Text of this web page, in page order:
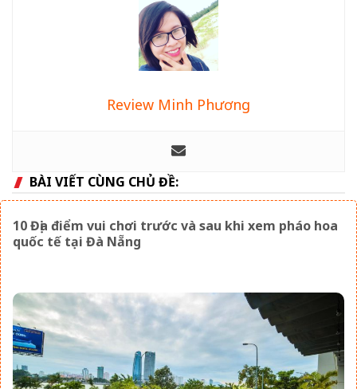
Review Minh Phương
BÀI VIẾT CÙNG CHỦ ĐỀ:
10 Địa điểm vui chơi trước và sau khi xem pháo hoa
quốc tế tại Đà Nẵng